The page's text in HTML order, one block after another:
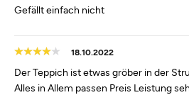
Gefällt einfach nicht
18.10.2022
Der Teppich ist etwas gröber in der
Alles in Allem passen Preis Leistung